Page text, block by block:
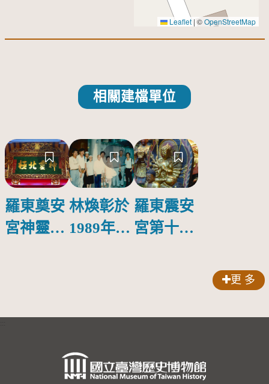
Leaflet | ©OpenStreetMap
相關建檔單位
羅東奠安
宮神靈北
林煥彰於
1989年至
伯吹合照
羅東震安
宮第十一
更 多